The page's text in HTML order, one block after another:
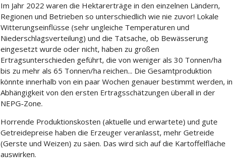
Im Jahr 2022 waren die Hektarerträge in den einzelnen Ländern,
Regionen und Betrieben so unterschiedlich wie nie zuvor! Lokale
Witterungseinflüsse (sehr ungleiche Temperaturen und
Niederschlagsverteilung) und die Tatsache, ob Bewässerung
eingesetzt wurde oder nicht, haben zu großen
Ertragsunterschieden geführt, die von weniger als 30 Tonnen/ha
bis zu mehr als 65 Tonnen/ha reichen... Die Gesamtproduktion
könnte innerhalb von ein paar Wochen genauer bestimmt werden, in
Abhängigkeit von den ersten Ertragsschätzungen überall in der
NEPG-Zone.
Horrende Produktionskosten (aktuelle und erwartete) und gute
Getreidepreise haben die Erzeuger veranlasst, mehr Getreide
(Gerste und Weizen) zu säen. Das wird sich auf die Kartoffelfläche
auswirken.